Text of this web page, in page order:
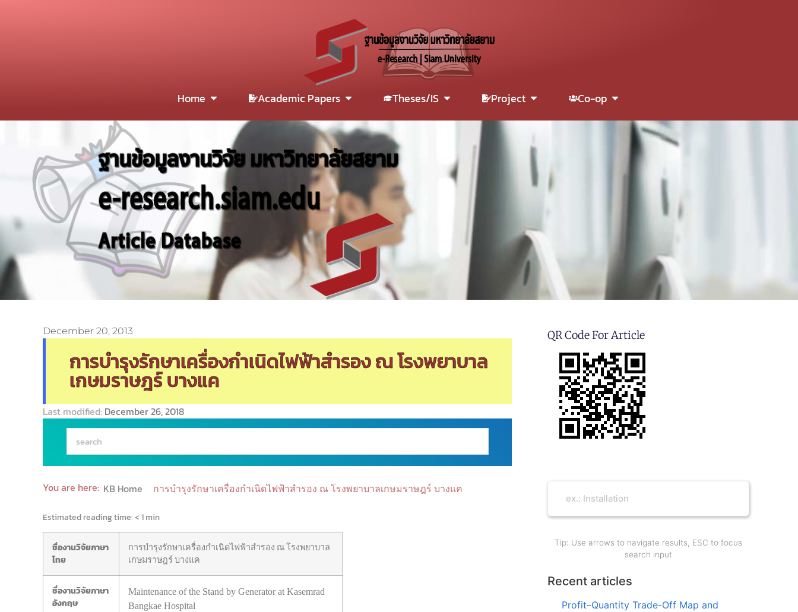
Home Academic Papers Theses/IS Project Co-op
December 20, 2013
การบำรุงรักษาเครื่องกำเนิดไฟฟ้าสำรอง ณ โรงพยาบาล
เกษมราษฎร์ บางแค
Last modified: December 26, 2018
You are here: KB Home การบำรุงรักษาเครื่องกำเนิดไฟฟ้าสำรอง ณ โรงพยาบาลเกษมราษฎร์ บางแค
Estimated reading time:< 1 min
ชื่องานวิจัยภาษา
ไทย
การบำรุงรักษาเครื่องกำเนิดไฟฟ้าสำรอง ณ โรงพยาบาล
เกษมราษฎร์ บางแค
ชื่องานวิจัยภาษา
อังกฤษ
Maintenance of the Stand by Generator at Kasemrad
Bangkae Hospital
QR Code For Article
Tip: Use arrows to navigate results, ESC to focus
search input
Recent articles
Profit–Quantity Trade-Off Map and